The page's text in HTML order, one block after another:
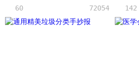
60 72054 142